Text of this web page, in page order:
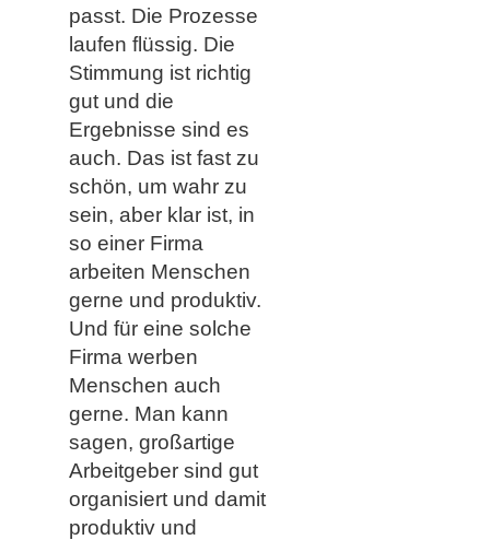
passt. Die Prozesse
laufen flüssig. Die
Stimmung ist richtig
gut und die
Ergebnisse sind es
auch. Das ist fast zu
schön, um wahr zu
sein, aber klar ist, in
so einer Firma
arbeiten Menschen
gerne und produktiv.
Und für eine solche
Firma werben
Menschen auch
gerne. Man kann
sagen, großartige
Arbeitgeber sind gut
organisiert und damit
produktiv und